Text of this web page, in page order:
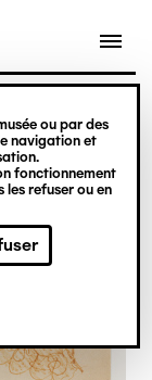
ou par des
navigation et
fonctionnement
les refuser ou en